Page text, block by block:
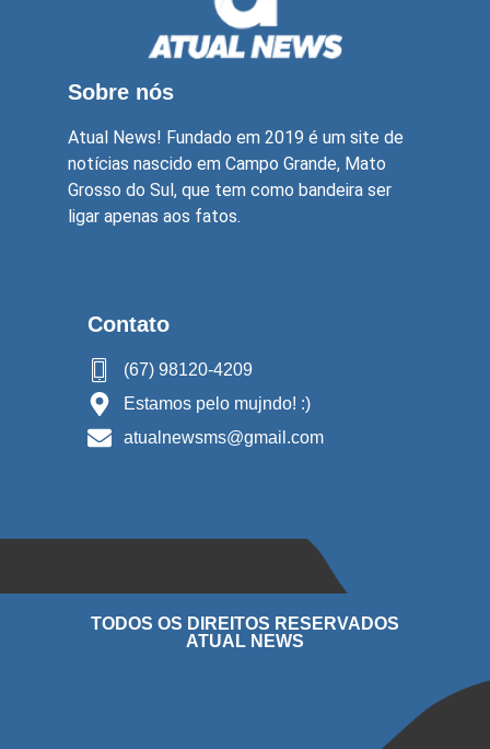
Sobre nós
Atual News! Fundado em 2019 é um site de
notícias nascido em Campo Grande, Mato
Grosso do Sul, que tem como bandeira ser
ligar apenas aos fatos.
Contato
(67) 98120-4209
Estamos pelo mujndo! :)
atualnewsms@gmail.com
TODOS OS DIREITOS RESERVADOS
ATUAL NEWS